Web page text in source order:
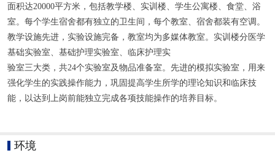
面积达20000平方米，包括教学楼、实训楼、学生公寓楼、食堂、浴
室。每个学生宿舍都有独立的卫生间，每个教室、宿舍都装有空调。
教学设施先进，实验设施完备，教室均为多媒体教室。实训楼分医学
基础实验室、基础护理实验室、临床护理实
验室三大类，共24个实验室及物品准备室。先进的模拟实验室，用来
强化学生的实践操作能力，巩固提高学生所学的理论知识和临床技
能，以达到上岗前能独立完成各项技能操作的培养目标。
环境